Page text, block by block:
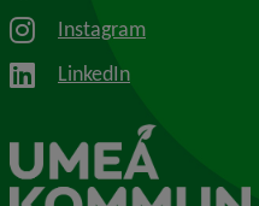
Instagram
LinkedIn